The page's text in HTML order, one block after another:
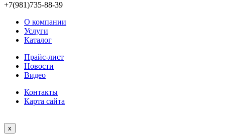
+7(981)735-88-39
О компании
Услуги
Каталог
Прайс-лист
Новости
Видео
Контакты
Карта сайта
x